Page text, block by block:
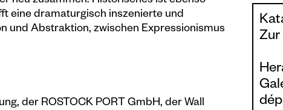
eine dramaturgisch inszenierte und
und Abstraktion, zwischen Expressionismus
der ROSTOCK PORT GmbH, der Wall
Zur